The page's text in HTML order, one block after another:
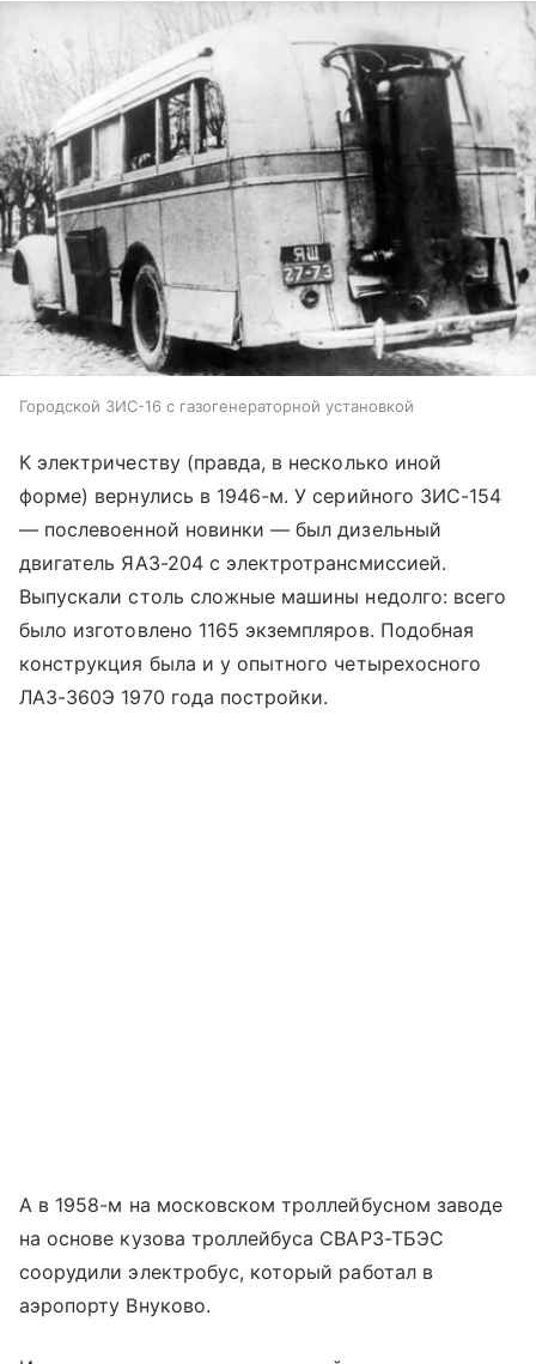
Городской ЗИС-16 с газогенераторной установкой
К электричеству (правда, в несколько иной
форме) вернулись в 1946-м. У серийного ЗИС-154
— послевоенной новинки — был дизельный
двигатель ЯАЗ-204 с электротрансмиссией.
Выпускали столь сложные машины недолго: всего
было изготовлено 1165 экземпляров. Подобная
конструкция была и у опытного четырехосного
ЛАЗ-360Э 1970 года постройки.
А в 1958-м на московском троллейбусном заводе
на основе кузова троллейбуса СВАРЗ-ТБЭС
соорудили электробус, который работал в
аэропорту Внуково.